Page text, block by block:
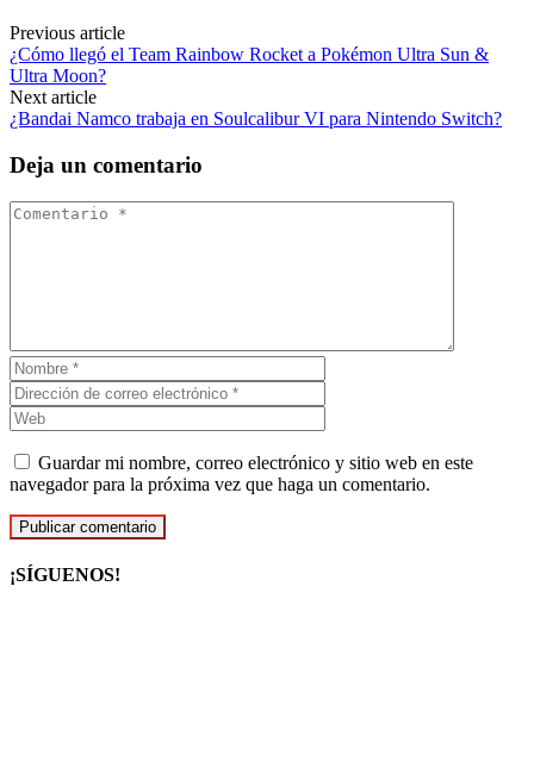
Previous article
¿Cómo llegó el Team Rainbow Rocket a Pokémon Ultra Sun &
Ultra Moon?
Next article
¿Bandai Namco trabaja en Soulcalibur VI para Nintendo Switch?
Deja un comentario
Guardar mi nombre, correo electrónico y sitio web en este
navegador para la próxima vez que haga un comentario.
¡SÍGUENOS!